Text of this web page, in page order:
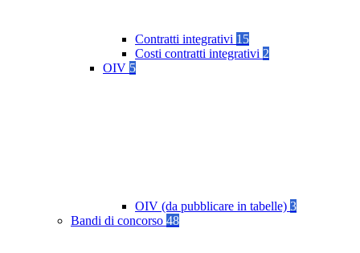
Contratti integrativi 15
Costi contratti integrativi 2
OIV 5
OIV (da pubblicare in tabelle) 3
Bandi di concorso 48